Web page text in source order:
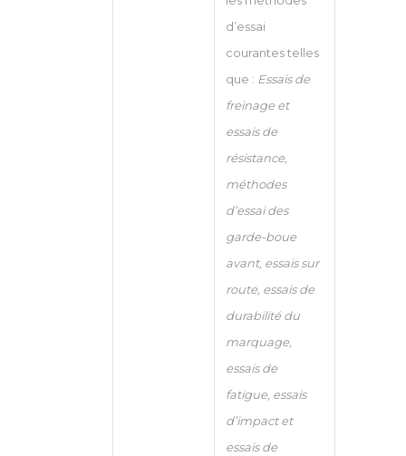
d’essai
courantes telles
que : Essais de
freinage et
essais de
résistance,
méthodes
d’essai des
garde-boue
avant, essais sur
route, essais de
durabilité du
marquage,
essais de
fatigue, essais
d’impact et
essais de